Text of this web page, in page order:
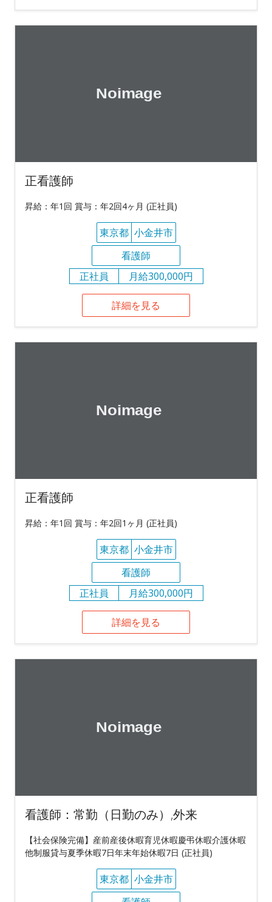
正看護師
昇給：年1回 賞与：年2回4ヶ月 (正社員)
東京都 小金井市
看護師
正社員
月給300,000円
詳細を見る
正看護師
昇給：年1回 賞与：年2回1ヶ月 (正社員)
東京都 小金井市
看護師
正社員
月給300,000円
詳細を見る
看護師：常勤（日勤のみ）,外来
【社会保険完備】産前産後休暇育児休暇慶弔休暇介護休暇
他制服貸与夏季休暇7日年末年始休暇7日 (正社員)
東京都 小金井市